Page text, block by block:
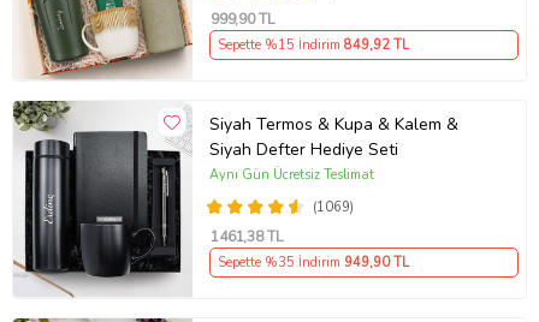
999,90 TL
Sepette %15 İndirim 849,92 TL
Siyah Termos & Kupa & Kalem &
Siyah Defter Hediye Seti
(1069)
Aynı Gün Ücretsiz Teslimat
1461,38 TL
Sepette %35 İndirim 949,90 TL